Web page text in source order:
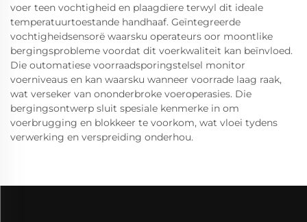
voer teen vochtigheid en plaagdiere terwyl dit ideale
temperatuurtoestande handhaaf. Geïntegreerde
vochtigheidsensorë waarsku operateurs oor moontlike
bergingsprobleme voordat dit voerkwaliteit kan beïnvloed.
Die outomatiese voorraadsporingstelsel monitor
voerniveaus en kan waarsku wanneer voorrade laag raak,
wat verseker van ononderbroke voeroperasies. Die
bergingsontwerp sluit spesiale kenmerke in om
voerbrugging en blokkeer te voorkom, wat vloei tydens
verwerking en verspreiding onderhou.